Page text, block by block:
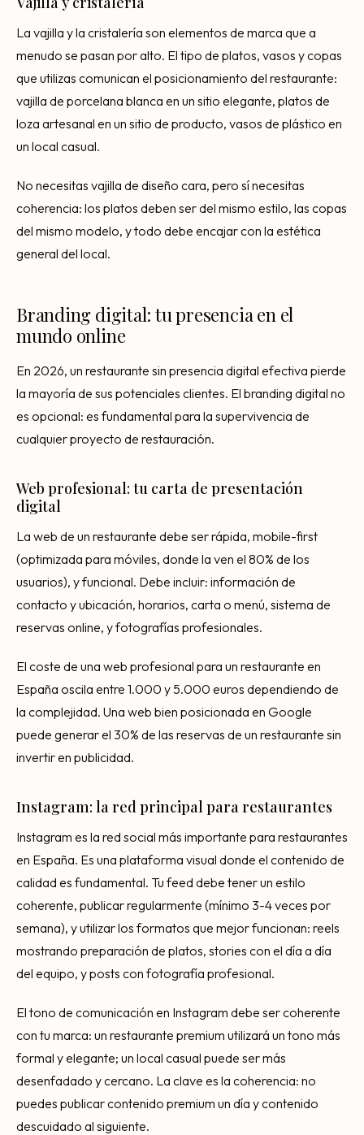
La vajilla y la cristalería son elementos de marca que a
menudo se pasan por alto. El tipo de platos, vasos y copas
que utilizas comunican el posicionamiento del restaurante:
vajilla de porcelana blanca en un sitio elegante, platos de
loza artesanal en un sitio de producto, vasos de plástico en
un local casual.
No necesitas vajilla de diseño cara, pero sí necesitas
coherencia: los platos deben ser del mismo estilo, las copas
del mismo modelo, y todo debe encajar con la estética
general del local.
Branding digital: tu presencia en el
mundo online
En 2026, un restaurante sin presencia digital efectiva pierde
la mayoría de sus potenciales clientes. El branding digital no
es opcional: es fundamental para la supervivencia de
cualquier proyecto de restauración.
Web profesional: tu carta de presentación
digital
La web de un restaurante debe ser rápida, mobile-first
(optimizada para móviles, donde la ven el 80% de los
usuarios), y funcional. Debe incluir: información de
contacto y ubicación, horarios, carta o menú, sistema de
reservas online, y fotografías profesionales.
El coste de una web profesional para un restaurante en
España oscila entre 1.000 y 5.000 euros dependiendo de
la complejidad. Una web bien posicionada en Google
puede generar el 30% de las reservas de un restaurante sin
invertir en publicidad.
Instagram: la red principal para restaurantes
Instagram es la red social más importante para restaurantes
en España. Es una plataforma visual donde el contenido de
calidad es fundamental. Tu feed debe tener un estilo
coherente, publicar regularmente (mínimo 3-4 veces por
semana), y utilizar los formatos que mejor funcionan: reels
mostrando preparación de platos, stories con el día a día
del equipo, y posts con fotografía profesional.
El tono de comunicación en Instagram debe ser coherente
con tu marca: un restaurante premium utilizará un tono más
formal y elegante; un local casual puede ser más
desenfadado y cercano. La clave es la coherencia: no
puedes publicar contenido premium un día y contenido
descuidado al siguiente.